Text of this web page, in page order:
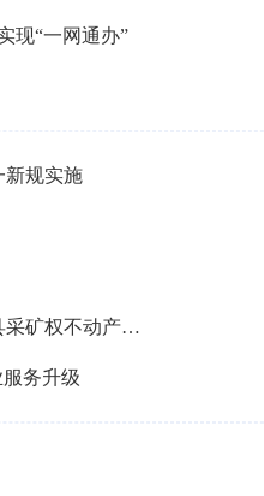
现“一网通办”
新规实施
前旗办理首例盟市委托旗县采矿权不动产登记证书
务升级